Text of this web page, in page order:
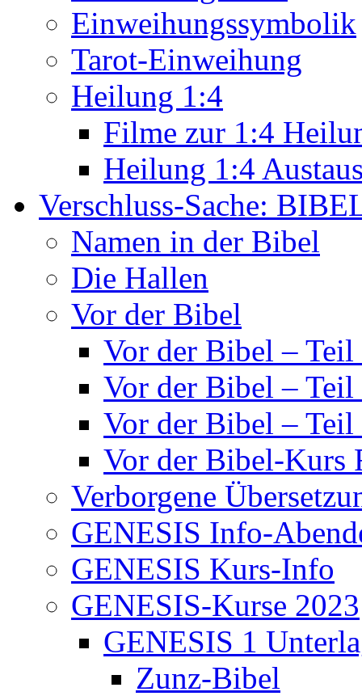
Einweihungssymbolik
Tarot-Einweihung
Heilung 1:4
Filme zur 1:4
Heilung 1:4
Verschluss-Sache:
Namen in der Bibel
Die Hallen
Vor der Bibel
Vor der Bibel – Teil
Vor der Bibel – Teil
Vor der Bibel – Teil
Vor der Bibel-Kurs
Verborgene
GENESIS Info-
GENESIS Kurs-Info
GENESIS-Kurse 2023
GENESIS 1
Zunz-Bibel